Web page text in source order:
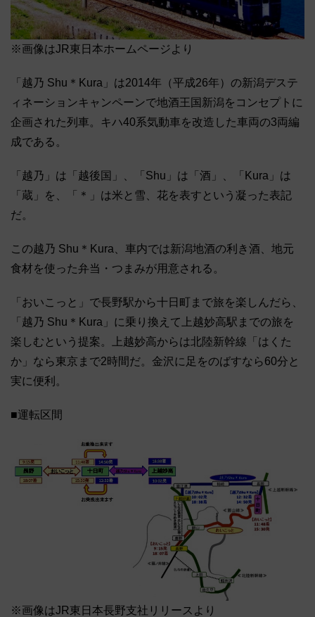
※画像はJR東日本ホームページより
「越乃 Shu＊Kura」は2014年（平成26年）の新潟デステ
ィネーションキャンペーンで地酒王国新潟をコンセプトに
企画された列車。キハ40系気動車を改造した車両の3両編
成である。
「越乃」は「越後国」、「Shu」は「酒」、「Kura」は
「蔵」を、「＊」は米と雪、花を表すという凝った表記
だ。
この越乃 Shu＊Kura、車内では新潟地酒の利き酒、地元
食材を使った弁当・つまみが用意される。
「おいこっと」で長野駅から十日町まで旅を楽しんだら、
「越乃 Shu＊Kura」に乗り換えて上越妙高駅までの旅を
楽しむという提案。上越妙高からは北陸新幹線「はくた
か」なら東京まで2時間だ。金沢に足をのばすなら60分と
実に便利。
■運転区間
※画像はJR東日本長野支社リリースより